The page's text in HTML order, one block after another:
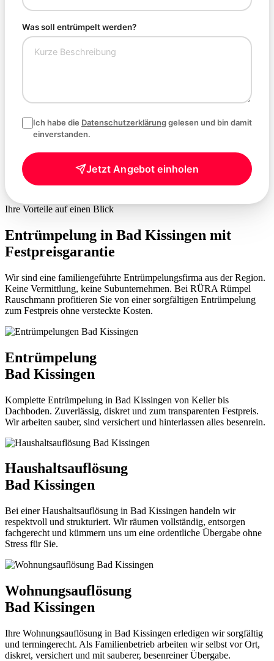
Was soll entrümpelt werden?
Ich habe die Datenschutzerklärunggelesen und bin damit
einverstanden.
Jetzt Angebot einholen
Ihre Vorteile auf einen Blick
Entrümpelung in Bad Kissingen mit
Festpreisgarantie
Wir sind eine familiengeführte Entrümpelungsfirma aus der Region.
Keine Vermittlung, keine Subunternehmen. Bei RÜRA Rümpel
Rauschmann profitieren Sie von einer sorgfältigen Entrümpelung
zum Festpreis ohne versteckte Kosten.
Entrümpelung
Bad Kissingen
Komplette Entrümpelung in Bad Kissingen von Keller bis
Dachboden. Zuverlässig, diskret und zum transparenten Festpreis.
Wir arbeiten sauber, sind versichert und hinterlassen alles besenrein.
Haushaltsauflösung
Bad Kissingen
Bei einer Haushaltsauflösung in Bad Kissingen handeln wir
respektvoll und strukturiert. Wir räumen vollständig, entsorgen
fachgerecht und kümmern uns um eine ordentliche Übergabe ohne
Stress für Sie.
Wohnungsauflösung
Bad Kissingen
Ihre Wohnungsauflösung in Bad Kissingen erledigen wir sorgfältig
und termingerecht. Als Familienbetrieb arbeiten wir selbst vor Ort,
diskret, versichert und mit sauberer, besenreiner Übergabe.